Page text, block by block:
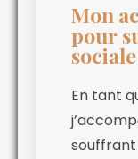
Mon
pour
En tant
souffrant